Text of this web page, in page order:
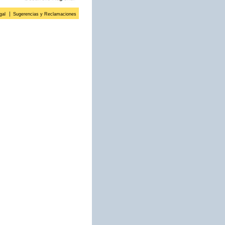
Sugerencias y Reclamaciones